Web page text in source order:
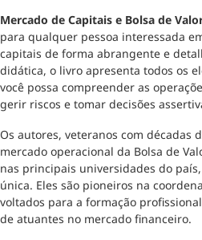
Mercado de Capitais e Bolsa de
para qualquer pessoa interessada
capitais de forma abrangente e
didática, o livro apresenta todos os
você possa compreender as
gerir riscos e tomar decisões
Os autores, veteranos com décadas
mercado operacional da Bolsa de
nas principais universidades do
única. Eles são pioneiros na
voltados para a formação
de atuantes no mercado financeiro.